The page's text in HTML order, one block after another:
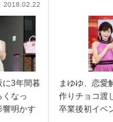
2018.02.22
に3年間暮
くなっ
明かす
まゆゆ、恋愛
作りチョコ渡
卒業後初イベ